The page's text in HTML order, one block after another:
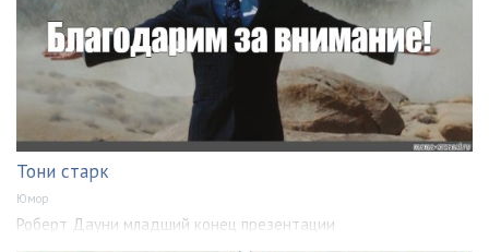
Тони старк
Юмор
Роберт Дауни младший конец презентации